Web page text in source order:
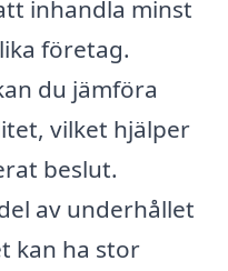
inhandla minst
företag.
du jämföra
vilket hjälper
beslut.
av underhållet
kan ha stor